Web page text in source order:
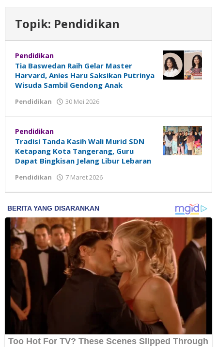
Topik: Pendidikan
Pendidikan
Tia Baswedan Raih Gelar Master
Harvard, Anies Haru Saksikan Putrinya
Wisuda Sambil Gendong Anak
Pendidikan 30 Mei 2026
Pendidikan
Tradisi Tanda Kasih Wali Murid SDN
Ketapang Kota Tangerang, Guru
Dapat Bingkisan Jelang Libur Lebaran
Pendidikan 7 Maret 2026